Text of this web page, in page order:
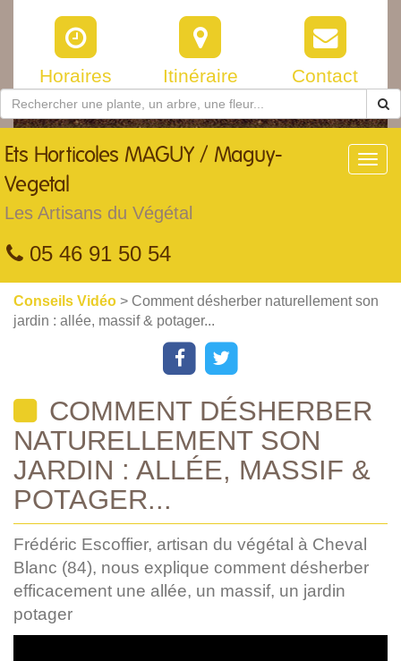
Horaires Itinéraire Contact
Ets Horticoles MAGUY / Maguy-
Vegetal
Les Artisans du Végétal
05 46 91 50 54
Conseils Vidéo > Comment désherber naturellement son
jardin : allée, massif & potager...
COMMENT DÉSHERBER
NATURELLEMENT SON
JARDIN : ALLÉE, MASSIF &
POTAGER...
Frédéric Escoffier, artisan du végétal à Cheval
Blanc (84), nous explique comment désherber
efficacement une allée, un massif, un jardin
potager